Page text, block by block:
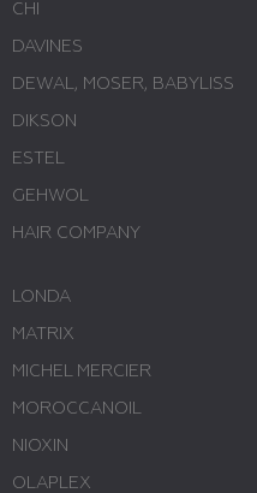
CHI
DAVINES
DEWAL, MOSER, BABYLISS
DIKSON
ESTEL
GEHWOL
HAIR COMPANY
LONDA
MATRIX
MICHEL MERCIER
MOROCCANOIL
NIOXIN
OLAPLEX